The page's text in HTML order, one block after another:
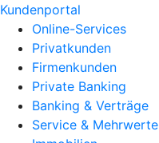
Kundenportal
Online-Services
Privatkunden
Firmenkunden
Private Banking
Banking & Verträge
Service & Mehrwerte